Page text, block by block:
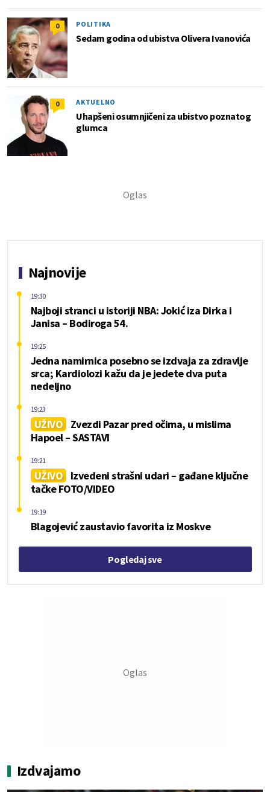
0 POLITIKA
Sedam godina od ubistva Olivera Ivanovića
0 AKTUELNO
Uhapšeni osumnjičeni za ubistvo poznatog
glumca
Najnovije
Najboji stranci u istoriji NBA: Jokić iza Dirka i
Janisa – Bodiroga 54.
19:30
Jedna namirnica posebno se izdvaja za zdravlje
srca; Kardiolozi kažu da je jedete dva puta
nedeljno
19:25
UŽIVO
Zvezdi Pazar pred očima, u mislima
Hapoel – SASTAVI
19:23
UŽIVO
Izvedeni strašni udari – gađane ključne
tačke FOTO/VIDEO
19:21
Blagojević zaustavio favorita iz Moskve
19:19
Pogledaj sve
Izdvajamo